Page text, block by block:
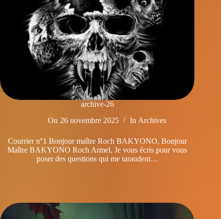
archive-26
On 26 novembre 2025 In Archives
Courrier n°1 Bonjour maître Roch BAKYONO, Bonjour
Maître BAKYONO Roch Armel, Je vous écris pour vous
poser des questions qui me taraudent…